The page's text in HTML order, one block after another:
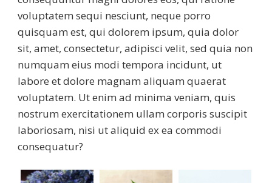
voluptatem sequi nesciunt, neque porro
quisquam est, qui dolorem ipsum, quia dolor
sit, amet, consectetur, adipisci velit, sed quia non
numquam eius modi tempora incidunt, ut
labore et dolore magnam aliquam quaerat
voluptatem. Ut enim ad minima veniam, quis
nostrum exercitationem ullam corporis suscipit
laboriosam, nisi ut aliquid ex ea commodi
consequatur?